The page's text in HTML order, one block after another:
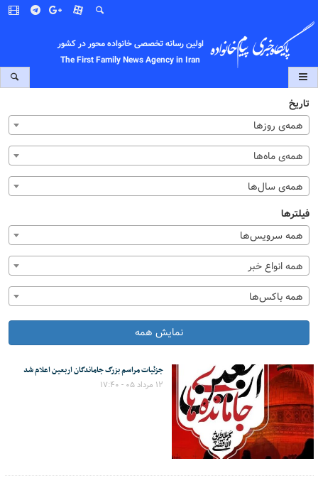
اولین رسانه تخصصی خانواده محور در کشور
The First Family News Agency in Iran
تاریخ
همه‌ی روزها
همه‌ی ماه‌ها
همه‌ی سال‌ها
فیلترها
همه سرویس‌ها
همه انواع خبر
همه باکس‌ها
نمایش همه
جزئیات مراسم بزرگ جاماندگان اربعین اعلام شد
۱۲ مرداد ۰۵ - ۱۷:۴۰